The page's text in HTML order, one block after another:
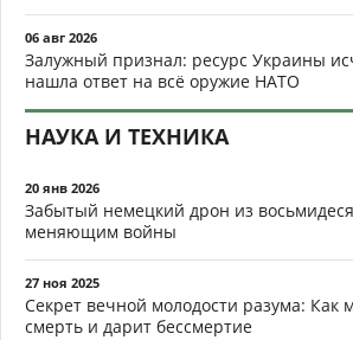
06 авг 2026
Залужный признал: ресурс Украины
нашла ответ на всё оружие НАТО
НАУКА И ТЕХНИКА
20 янв 2026
Забытый немецкий дрон из
меняющим войны
27 ноя 2025
Секрет вечной молодости разума: Как
смерть и дарит бессмертие